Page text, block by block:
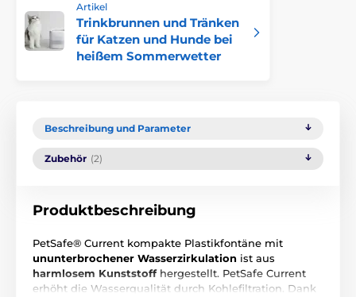
Artikel
Trinkbrunnen und Tränken
für Katzen und Hunde bei
heißem Sommerwetter
Beschreibung und Parameter
Zubehör (2)
Produktbeschreibung
PetSafe® Current kompakte Plastikfontäne mit
ununterbrochener Wasserzirkulation ist aus
harmlosem Kunststoffhergestellt. PetSafe Current
erhöht die Wasserqualität durch Kohlefiltration. Dank